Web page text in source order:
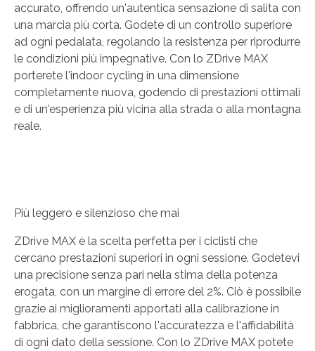
accurato, offrendo un'autentica sensazione di salita con
una marcia più corta. Godete di un controllo superiore
ad ogni pedalata, regolando la resistenza per riprodurre
le condizioni più impegnative. Con lo ZDrive MAX
porterete l'indoor cycling in una dimensione
completamente nuova, godendo di prestazioni ottimali
e di un'esperienza più vicina alla strada o alla montagna
reale.
Più leggero e silenzioso che mai
ZDrive MAX è la scelta perfetta per i ciclisti che
cercano prestazioni superiori in ogni sessione. Godetevi
una precisione senza pari nella stima della potenza
erogata, con un margine di errore del 2%. Ciò è possibile
grazie ai miglioramenti apportati alla calibrazione in
fabbrica, che garantiscono l'accuratezza e l'affidabilità
di ogni dato della sessione. Con lo ZDrive MAX potete